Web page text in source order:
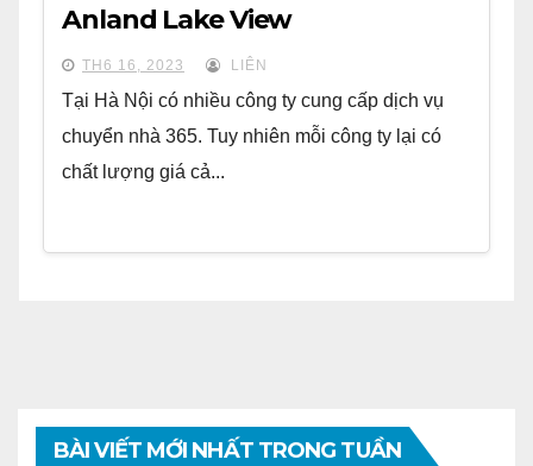
Anland Lake View
TH6 16, 2023 LIÊN
Tại Hà Nội có nhiều công ty cung cấp dịch vụ
chuyển nhà 365. Tuy nhiên mỗi công ty lại có
chất lượng giá cả...
BÀI VIẾT MỚI NHẤT TRONG TUẦN